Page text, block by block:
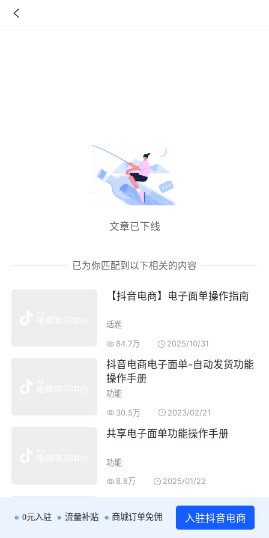
文章已下线
已为你匹配到以下相关的内容
【抖音电商】 电子面单操作指南
话题
84.7万
2025/10/31
抖音电商电子面单-自动发货功能
操作手册
功能
30.5万
2023/02/21
共享电子面单功能操作手册
功能
8.8万
2025/01/22
发货的通知
0元入驻 流量补贴 商城订单免佣 入驻抖音电商